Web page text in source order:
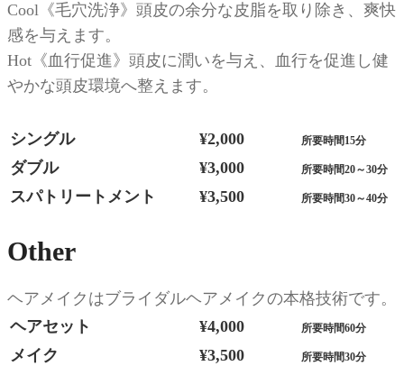
Cool《毛穴洗浄》頭皮の余分な皮脂を取り除き、爽快
感を与えます。
Hot《血行促進》頭皮に潤いを与え、血行を促進し健
やかな頭皮環境へ整えます。
シングル ¥2,000 所要時間15分
ダブル ¥3,000 所要時間20～30分
スパトリートメント ¥3,500 所要時間30～40分
Other
ヘアメイクはブライダルヘアメイクの本格技術です。
ヘアセット
¥4,000 所要時間60分
メイク ¥3,500 所要時間30分